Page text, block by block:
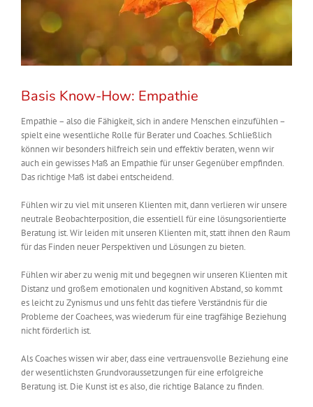
Basis Know-How: Empathie
Empathie – also die Fähigkeit, sich in andere Menschen einzufühlen –
spielt eine wesentliche Rolle für Berater und Coaches. Schließlich
können wir besonders hilfreich sein und effektiv beraten, wenn wir
auch ein gewisses Maß an Empathie für unser Gegenüber empfinden.
Das richtige Maß ist dabei entscheidend.
Fühlen wir zu viel mit unseren Klienten mit, dann verlieren wir unsere
neutrale Beobachterposition, die essentiell für eine lösungsorientierte
Beratung ist. Wir leiden mit unseren Klienten mit, statt ihnen den Raum
für das Finden neuer Perspektiven und Lösungen zu bieten.
Fühlen wir aber zu wenig mit und begegnen wir unseren Klienten mit
Distanz und großem emotionalen und kognitiven Abstand, so kommt
es leicht zu Zynismus und uns fehlt das tiefere Verständnis für die
Probleme der Coachees, was wiederum für eine tragfähige Beziehung
nicht förderlich ist.
Als Coaches wissen wir aber, dass eine vertrauensvolle Beziehung eine
der wesentlichsten Grundvoraussetzungen für eine erfolgreiche
Beratung ist. Die Kunst ist es also, die richtige Balance zu finden.